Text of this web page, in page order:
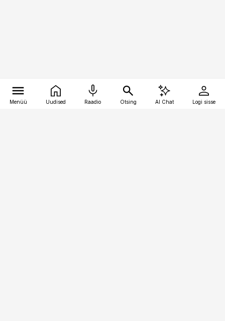
Menüü Uudised Raadio Otsing AI Chat Logi sisse